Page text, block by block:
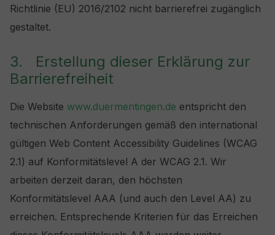
Richtlinie (EU) 2016/2102 nicht barrierefrei zugänglich
gestaltet.
3. Erstellung dieser Erklärung zur
Barrierefreiheit
Die Website www.duermentingen.de entspricht den
technischen Anforderungen gemäß den international
gültigen Web Content Accessibility Guidelines (WCAG
2.1) auf Konformitätslevel A der WCAG 2.1. Wir
arbeiten derzeit daran, den höchsten
Konformitätslevel AAA (und auch den Level AA) zu
erreichen. Entsprechende Kriterien für das Erreichen